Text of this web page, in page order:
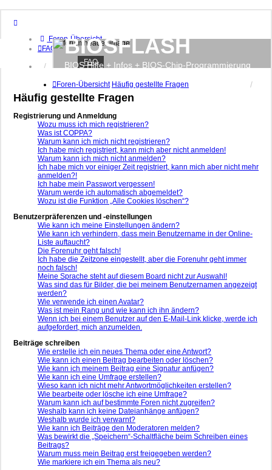
Foren-Übersicht
FAQ
Anmelden
BIOSFLASH
BIOS Hilfe + Infos + BIOS-Chip-Programmierung
FAQ
Foren-Übersicht Häufig gestellte Fragen
Häufig gestellte Fragen
Registrierung und Anmeldung
Wozu muss ich mich registrieren?
Was ist COPPA?
Warum kann ich mich nicht registrieren?
Ich habe mich registriert, kann mich aber nicht anmelden!
Warum kann ich mich nicht anmelden?
Ich habe mich vor einiger Zeit registriert, kann mich aber nicht mehr
anmelden?!
Ich habe mein Passwort vergessen!
Warum werde ich automatisch abgemeldet?
Wozu ist die Funktion „Alle Cookies löschen“?
Benutzerpräferenzen und -einstellungen
Wie kann ich meine Einstellungen ändern?
Wie kann ich verhindern, dass mein Benutzername in der Online-
Liste auftaucht?
Die Forenuhr geht falsch!
Ich habe die Zeitzone eingestellt, aber die Forenuhr geht immer
noch falsch!
Meine Sprache steht auf diesem Board nicht zur Auswahl!
Was sind das für Bilder, die bei meinem Benutzernamen angezeigt
werden?
Wie verwende ich einen Avatar?
Was ist mein Rang und wie kann ich ihn ändern?
Wenn ich bei einem Benutzer auf den E-Mail-Link klicke, werde ich
aufgefordert, mich anzumelden.
Beiträge schreiben
Wie erstelle ich ein neues Thema oder eine Antwort?
Wie kann ich einen Beitrag bearbeiten oder löschen?
Wie kann ich meinem Beitrag eine Signatur anfügen?
Wie kann ich eine Umfrage erstellen?
Wieso kann ich nicht mehr Antwortmöglichkeiten erstellen?
Wie bearbeite oder lösche ich eine Umfrage?
Warum kann ich auf bestimmte Foren nicht zugreifen?
Weshalb kann ich keine Dateianhänge anfügen?
Weshalb wurde ich verwarnt?
Wie kann ich Beiträge den Moderatoren melden?
Was bewirkt die „Speichern“-Schaltfläche beim Schreiben eines
Beitrags?
Warum muss mein Beitrag erst freigegeben werden?
Wie markiere ich ein Thema als neu?